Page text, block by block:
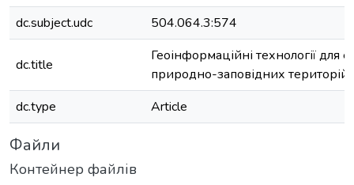
dc.subject.udc
504.064.3:574
dc.title
Геоінформаційні технології для
природно-заповідних територій
dc.type
Article
Файли
Контейнер файлів